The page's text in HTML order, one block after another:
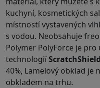
kuchyní, kosmetických
místností vystavených
s vodou. Neobsahuje
Polymer PolyForce je
technologií
40%, Lamelový obklad
obkladem na trhu.